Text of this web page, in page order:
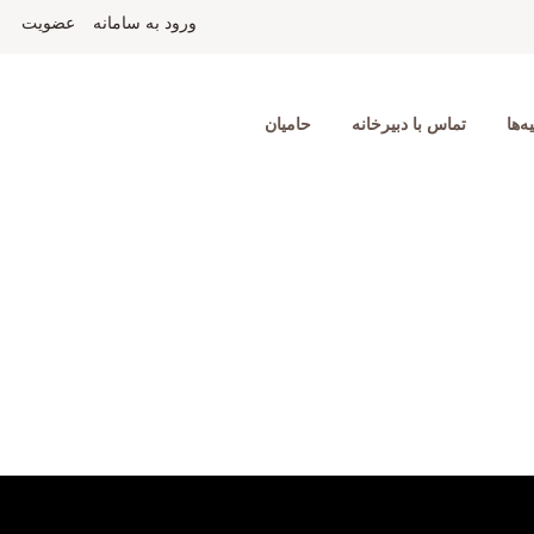
ورود به سامانه عضویت
تماس با دبیرخانه حامیان